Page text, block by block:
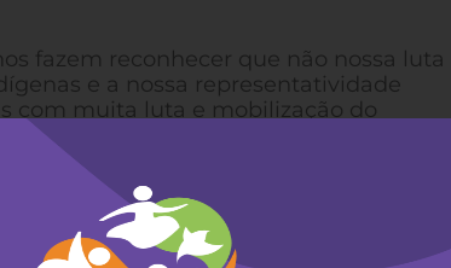
fazem reconhecer que não nossa luta
e a nossa representatividade
com muita luta e mobilização do
do atual Governo Lula. Nunca Mais Um
de 500 anos resistindo ao genocídio,
tivermos todas as nossas terras